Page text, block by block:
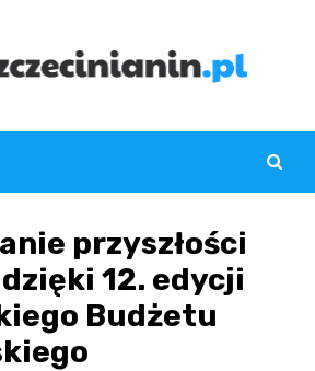
przyszłości
12. edycji
Budżetu